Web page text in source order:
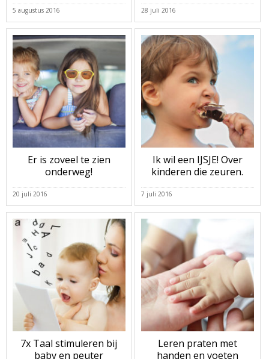
5 augustus 2016 28 juli 2016
Er is zoveel te zien
onderweg!
20 juli 2016
Ik wil een IJSJE! Over
kinderen die zeuren.
7 juli 2016
7x Taal stimuleren bij
baby en peuter
Leren praten met
handen en voeten